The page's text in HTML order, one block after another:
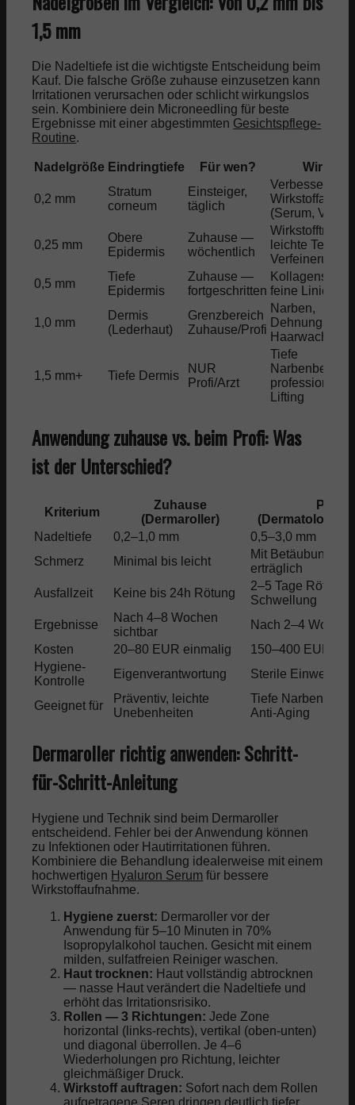
1,5 mm
Die Nadeltiefe ist die wichtigste Entscheidung beim
Kauf. Die falsche Größe zuhause einzusetzen kann
Irritationen verursachen oder schlicht wirkungslos
sein. Kombiniere dein Microneedling für beste
Ergebnisse mit einer abgestimmten Gesichtspflege-
Routine.
Nadelgröße Eindringtiefe Für wen? Wirkung
0,2 mm
Stratum
corneum
Einsteiger,
täglich
Verbesserte
(Serum,
0,25 mm
Obere
Epidermis
Zuhause —
wöchentlich
leichte Textur-
Verfeinerung
0,5 mm
Tiefe
Epidermis
Zuhause —
fortgeschritten feine Linien,
1,0 mm
Dermis
(Lederhaut)
Grenzbereich
Zuhause/Profi
Narben,
Haarwachstum
1,5 mm+ Tiefe Dermis
NUR
Profi/Arzt
Tiefe
Lifting
Anwendung zuhause vs. beim Profi: Was
ist der Unterschied?
Kriterium
Zuhause
(Dermaroller)
Profi
(Dermatologe/
Nadeltiefe
0,2–1,0 mm
0,5–3,0 mm
Schmerz
Minimal bis leicht
Mit
erträglich
Ausfallzeit
Keine bis 24h Rötung
2–5 Tage Rötung/
Schwellung
Ergebnisse
Nach 4–8 Wochen
sichtbar
Nach 2–4
Kosten
20–80 EUR einmalig
150–400 EUR
Hygiene-
Kontrolle
Eigenverantwortung Sterile
Geeignet für
Präventiv, leichte
Unebenheiten
Tiefe Narben,
Anti-Aging
Dermaroller richtig anwenden: Schritt-
für-Schritt-Anleitung
Hygiene und Technik sind beim Dermaroller
entscheidend. Fehler bei der Anwendung können
zu Infektionen oder Hautirritationen führen.
Kombiniere die Behandlung idealerweise mit einem
hochwertigen Hyaluron Serum für bessere
Wirkstoffaufnahme.
Hygiene zuerst: Dermaroller vor der
Anwendung für 5–10 Minuten in 70%
Isopropylalkohol tauchen. Gesicht mit einem
milden, sulfatfreien Reiniger waschen.
Haut trocknen: Haut vollständig abtrocknen
— nasse Haut verändert die Nadeltiefe und
erhöht das Irritationsrisiko.
Rollen — 3 Richtungen: Jede Zone
horizontal (links-rechts), vertikal (oben-unten)
und diagonal überrollen. Je 4–6
Wiederholungen pro Richtung, leichter
gleichmäßiger Druck.
Wirkstoff auftragen: Sofort nach dem Rollen
aufgetragene Seren dringen deutlich tiefer